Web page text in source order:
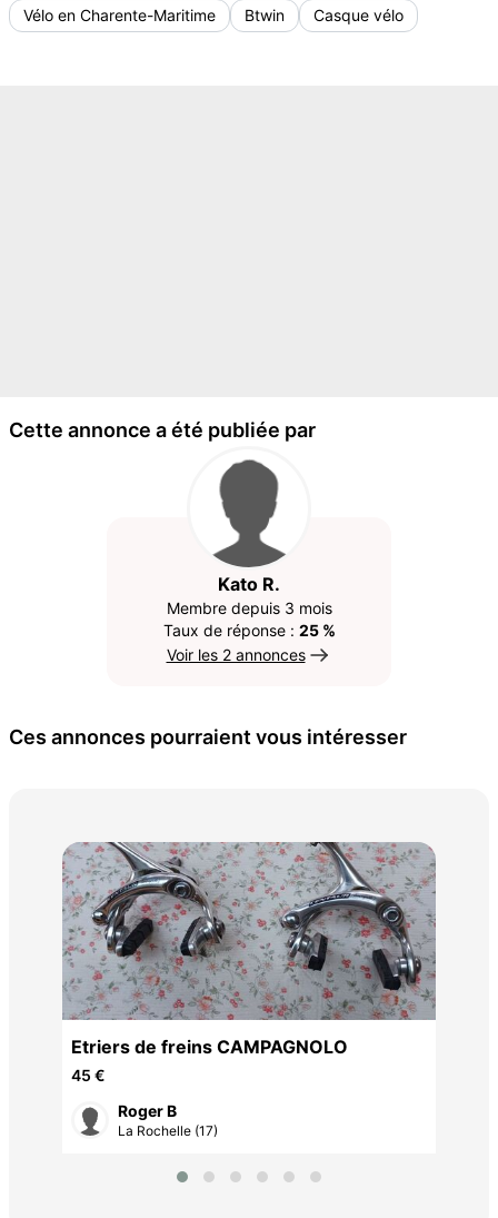
Vélo en Charente-Maritime Btwin Casque vélo
Cette annonce a été publiée par
Kato R.
Membre depuis 3 mois
Taux de réponse : 25 %
Voir les 2 annonces
Ces annonces pourraient vous intéresser
Etriers de freins CAMPAGNOLO
45 €
Roger B
La Rochelle (17)